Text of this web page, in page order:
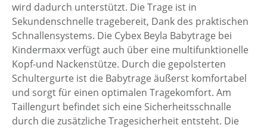
wird dadurch unterstützt. Die Trage ist in
Sekundenschnelle tragebereit, Dank des praktischen
Schnallensystems. Die Cybex Beyla Babytrage bei
Kindermaxx verfügt auch über eine multifunktionelle
Kopf-und Nackenstütze. Durch die gepolsterten
Schultergurte ist die Babytrage äußerst komfortabel
und sorgt für einen optimalen Tragekomfort. Am
Taillengurt befindet sich eine Sicherheitsschnalle
durch die zusätzliche Tragesicherheit entsteht. Die